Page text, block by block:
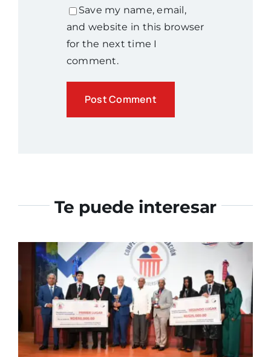
Save my name, email,
and website in this browser
for the next time I
comment.
Te puede interesar